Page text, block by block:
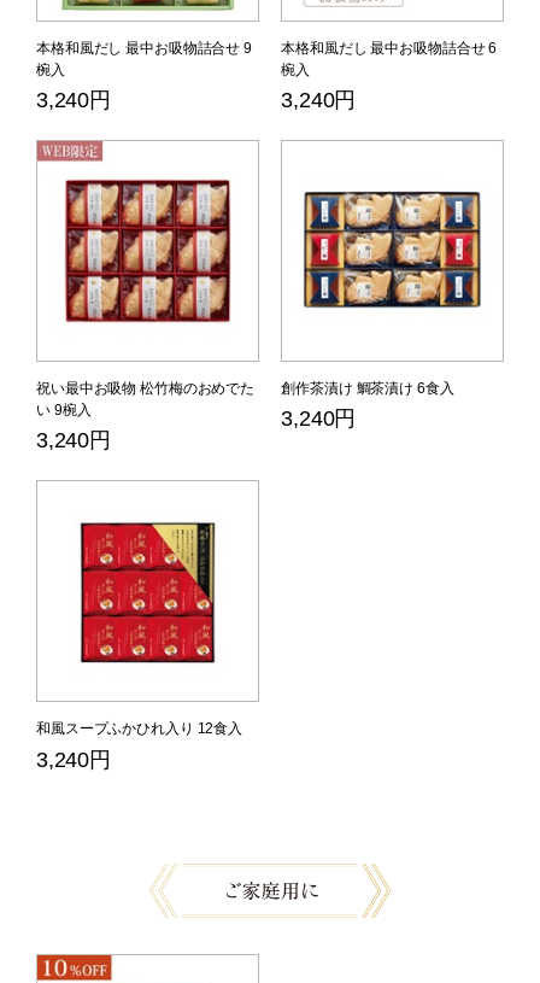
本格和風だし 最中お吸物詰合せ 9
椀入
3,240円
本格和風だし 最中お吸物詰合せ 6
椀入
3,240円
祝い最中お吸物 松竹梅のおめでた
い 9椀入
3,240円
創作茶漬け 鯛茶漬け 6食入
3,240円
和風スープふかひれ入り 12食入
3,240円